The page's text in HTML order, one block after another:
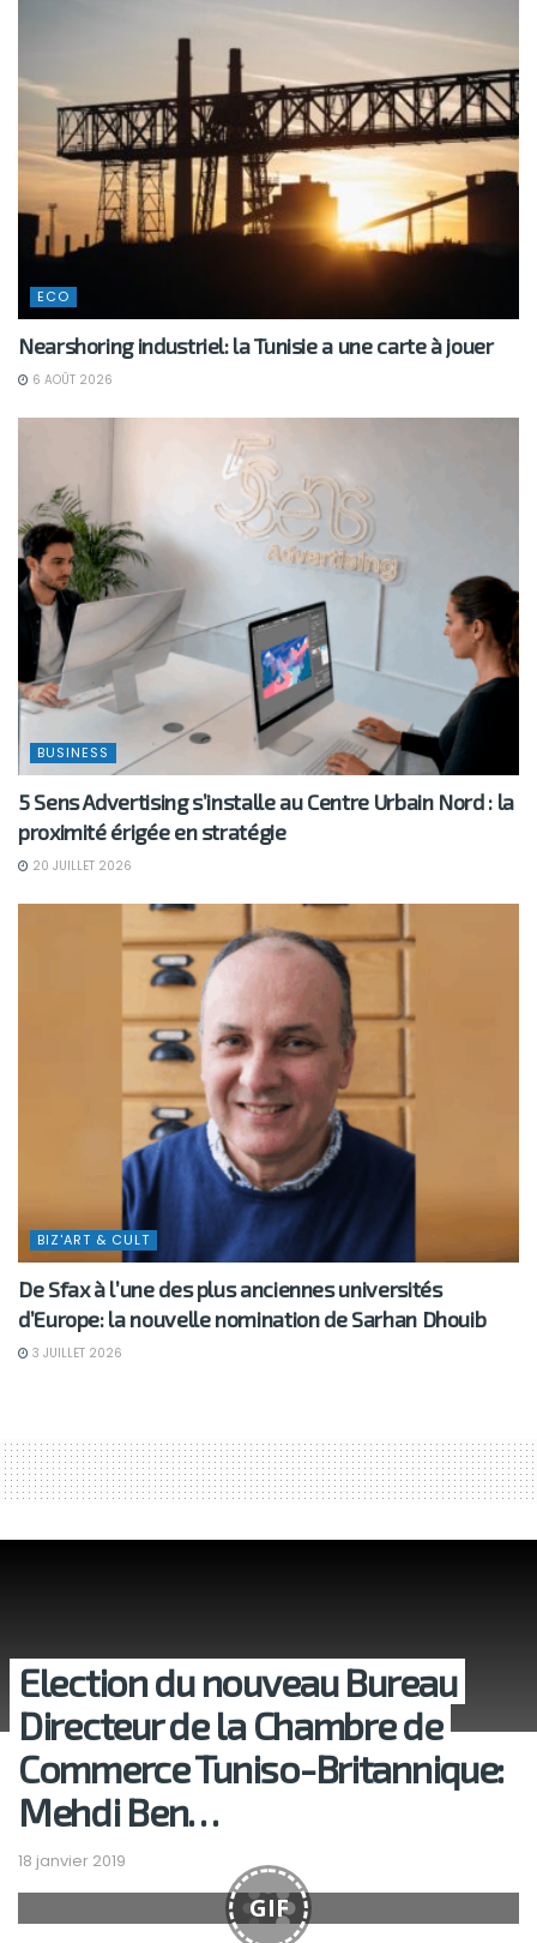
ECO
Nearshoring industriel: la Tunisie a une carte à jouer
6 AOÛT 2026
BUSINESS
5 Sens Advertising s’installe au Centre Urbain Nord : la
proximité érigée en stratégie
20 JUILLET 2026
BIZ'ART & CULT
De Sfax à l’une des plus anciennes universités
d’Europe: la nouvelle nomination de Sarhan Dhouib
3 JUILLET 2026
Election du nouveau Bureau
Directeur de la Chambre de
Commerce Tuniso-Britannique:
Mehdi Ben…
18 janvier 2019
GIF